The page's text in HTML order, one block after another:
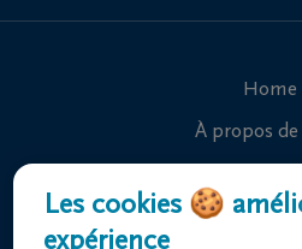
Home
À propos de
Organiser des
Les cookies 🍪
expérience